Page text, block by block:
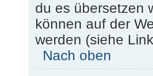
du es übersetzen
können auf der
werden (siehe
Nach oben